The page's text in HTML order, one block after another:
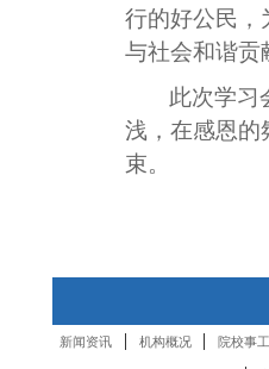
行的好公民，
与社会和谐贡
此次学习
浅，在感恩的
束。
新闻资讯 | 机构概况 | 院校事工